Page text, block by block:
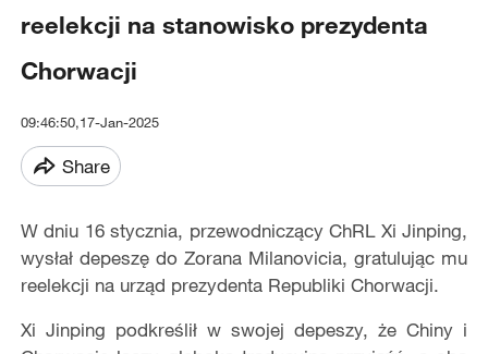
reelekcji na stanowisko prezydenta
Chorwacji
09:46:50,17-Jan-2025
Share
W dniu 16 stycznia, przewodniczący ChRL Xi Jinping,
wysłał depeszę do Zorana Milanovicia, gratulując mu
reelekcji na urząd prezydenta Republiki Chorwacji.
Xi Jinping podkreślił w swojej depeszy, że Chiny i